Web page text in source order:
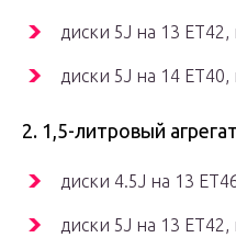
диски 5J на 13
диски 5J на 14
2. 1,5-литровый
диски 4.5J на 13
диски 5J на 13